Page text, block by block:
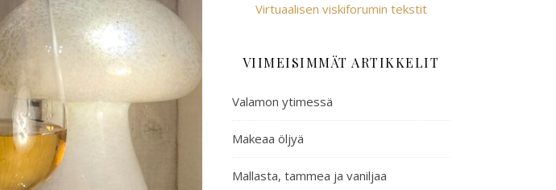
Virtuaalisen viskiforumin tekstit
VIIMEISIMMÄT ARTIKKELIT
Valamon ytimessä
Makeaa öljyä
Mallasta, tammea ja vaniljaa